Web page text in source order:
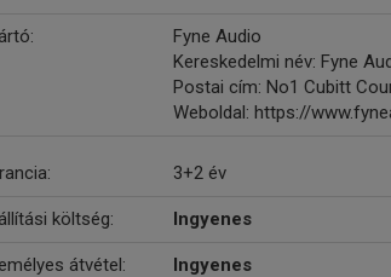
Fyne Audio
Kereskedelmi név: Fyne
Postai cím: No1 Cubitt
Weboldal: https://
3+2 év
költség: Ingyenes
átvétel: Ingyenes